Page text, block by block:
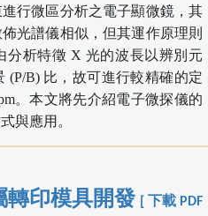
行微區分析之電子顯微鏡，其
光譜儀相似，但其運作原理則
分析特徵 X 光的波長以辨別元
(P/B) 比，故可進行較精確的定
。本文將先介紹電子微探儀的
與應用。
轉印模具開發
[ 下載 PDF